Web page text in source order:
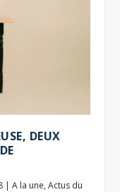
DEUX
|A la une,Actus du